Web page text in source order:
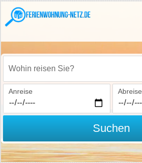
Wohin reisen Sie?
Anreise Abreise
Suchen